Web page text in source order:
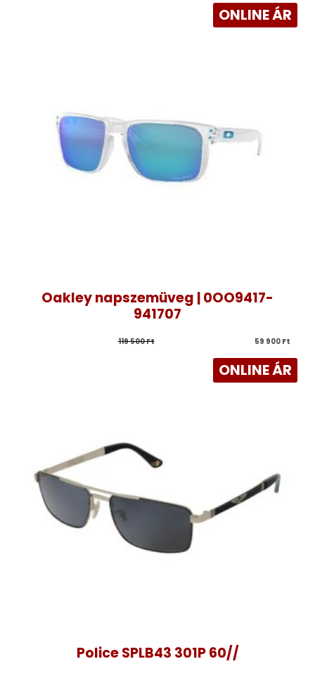
ONLINE ÁR
Oakley napszemüveg | 0OO9417-
941707
119 500 Ft 59 900 Ft
ONLINE ÁR
Police SPLB43 301P 60//